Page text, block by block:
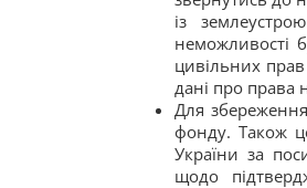
із
неможливості
цивільних
дані про права
Для
фонду. Також
України за
щодо